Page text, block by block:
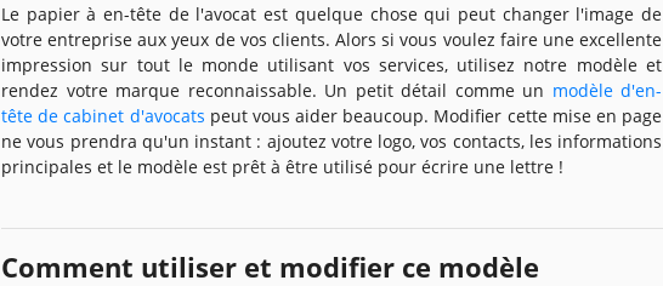
Le papier à en-tête de l'avocat est quelque chose qui peut changer l'image de
votre entreprise aux yeux de vos clients. Alors si vous voulez faire une excellente
impression sur tout le monde utilisant vos services, utilisez notre modèle et
rendez votre marque reconnaissable. Un petit détail comme un modèle d'en-
tête de cabinet d'avocats peut vous aider beaucoup. Modifier cette mise en page
ne vous prendra qu'un instant : ajoutez votre logo, vos contacts, les informations
principales et le modèle est prêt à être utilisé pour écrire une lettre !
Comment utiliser et modifier ce modèle